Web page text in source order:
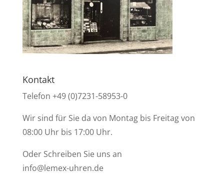
Kontakt
Telefon +49 (0)7231-58953-0
Wir sind für Sie da von Montag bis Freitag von
08:00 Uhr bis 17:00 Uhr.
Oder Schreiben Sie uns an
info@lemex-uhren.de